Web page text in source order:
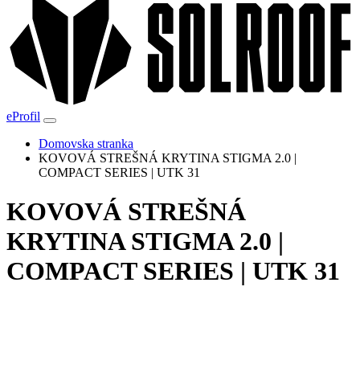
eProfil
Domovska stranka
KOVOVÁ STREŠNÁ KRYTINA STIGMA 2.0 |
COMPACT SERIES | UTK 31
KOVOVÁ STREŠNÁ
KRYTINA STIGMA 2.0 |
COMPACT SERIES | UTK 31